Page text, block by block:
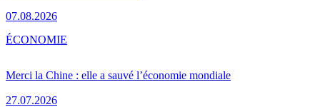
07.08.2026
Merci la Chine : elle a sauvé l’économie mondiale
27.07.2026
ÉCONOMIE